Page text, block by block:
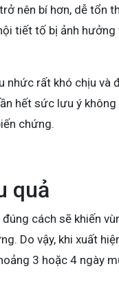
nên bí hơn, dễ tổn
tiết tố bị ảnh
nhức rất khó chịu và
hết sức lưu ý
chứng.
quả
cách sẽ khiến
Do vậy, khi xuất
3 hoặc 4 ngày